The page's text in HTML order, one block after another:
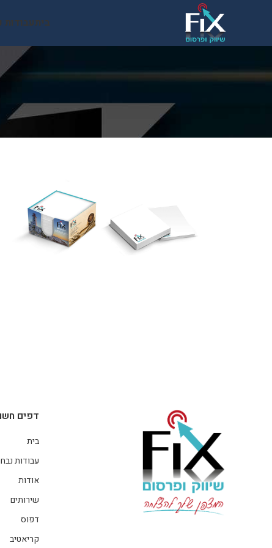
ביתעבודות
דפים
בית
עבודות
אודות
שירותים
דפוס
קריאטיב